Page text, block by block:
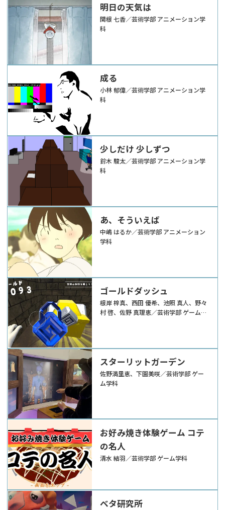
明日の天気は
関根 七香／芸術学部 アニメーション学
科
成る
小林 郁偉／芸術学部 アニメーション学
科
少しだけ 少しずつ
鈴木 駿太／芸術学部 アニメーション学
科
あ、そういえば
中嶋 はるか／芸術学部 アニメーション
学科
ゴールドダッシュ
根岸 梓真、西田 優希、池照 真人、野々
村 啓、佐野 真理恵／芸術学部 ゲーム学
スターリットガーデン
佐野満里恵、下園美咲／芸術学部 ゲー
ム学科
お好み焼き体験ゲーム コテ
の名人
清水 結羽／芸術学部 ゲーム学科
ベタ研究所